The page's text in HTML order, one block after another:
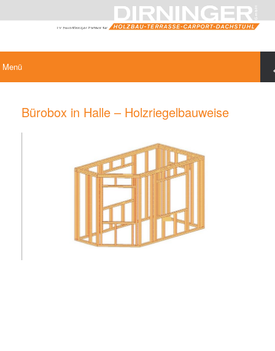
Menü
Bürobox in Halle – Holzriegelbauweise